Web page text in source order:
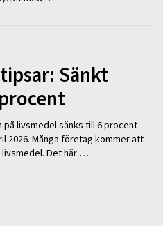
Sänkt
livsmedel sänks till 6 procent
2026. Många företag kommer att
livsmedel. Det här …